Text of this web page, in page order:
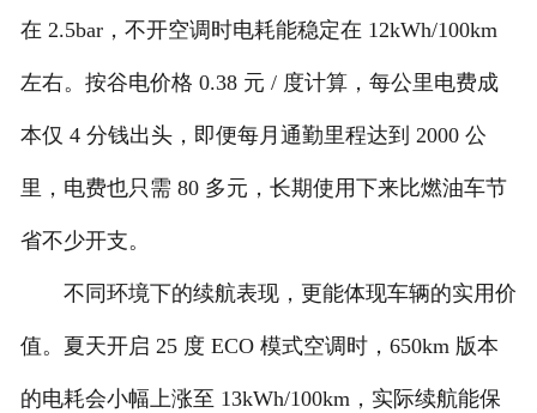
在 2.5bar，不开空调时电耗能稳定在 12kWh/100km
左右。按谷电价格 0.38 元 / 度计算，每公里电费成
本仅 4 分钱出头，即便每月通勤里程达到 2000 公
里，电费也只需 80 多元，长期使用下来比燃油车节
省不少开支。
不同环境下的续航表现，更能体现车辆的实用价
值。夏天开启 25 度 ECO 模式空调时，650km 版本
的电耗会小幅上涨至 13kWh/100km，实际续航能保